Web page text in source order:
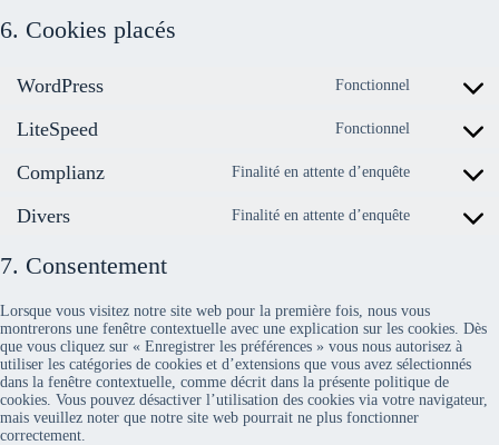
6. Cookies placés
WordPress Fonctionnel
Consent
service
LiteSpeed Fonctionnel
Consent
service
Complianz Finalité en attente d’enquête
Consent
service
Divers Finalité en attente d’enquête
Consent
7. Consentement
Lorsque vous visitez notre site web pour la première fois, nous vous
montrerons une fenêtre contextuelle avec une explication sur les cookies. Dès
que vous cliquez sur « Enregistrer les préférences » vous nous autorisez à
utiliser les catégories de cookies et d’extensions que vous avez sélectionnés
dans la fenêtre contextuelle, comme décrit dans la présente politique de
cookies. Vous pouvez désactiver l’utilisation des cookies via votre navigateur,
mais veuillez noter que notre site web pourrait ne plus fonctionner
correctement.